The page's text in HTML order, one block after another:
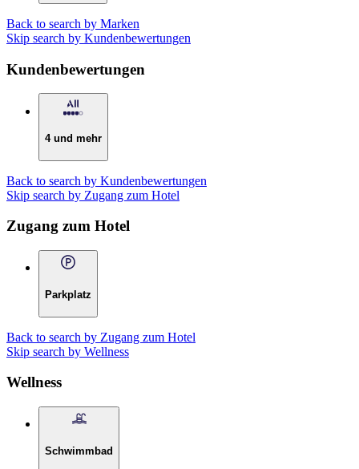
Back to search by Marken
Skip search by Kundenbewertungen
Kundenbewertungen
4 und mehr
Back to search by Kundenbewertungen
Skip search by Zugang zum Hotel
Zugang zum Hotel
Parkplatz
Back to search by Zugang zum Hotel
Skip search by Wellness
Wellness
Schwimmbad